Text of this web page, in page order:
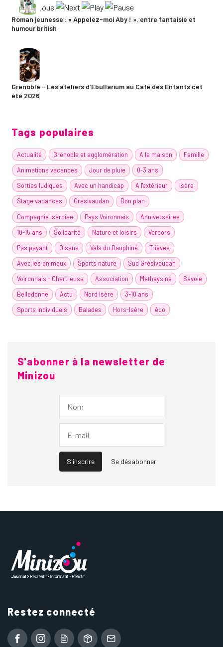
Roman jeunesse : « Appelez-moi Aby ! », entre fantaisie et
humour british
Grenoble - Les ateliers d’Ebullarium au Café des Enfants cet
été 2026
Tags populaires
Actualité Grenoble et agglomération A la maison
Famille
Animations vacances
Jour de pluie
0-3 ans
Sorties ludiques
Avec un handicap A l'extérieur
Isère
Stage vacances
Grésivaudan
Bon plan
Compagnie isèroise
Pays Voironnais
Anniversaires
10-15 ans
Solidarité Nature et loisirs
Vercors
Pas payant
Oisans Vals du Dauphiné
Trièves
Avec les animaux
Sports nature
Sud Grésivaudan
Voironnais - Chartreuse
Association Matheysine
Savoie
Belledonne
Actu Nord Isère
3-10 ans
Sports individuels
Balades Hors-Isère éco
S'abonner à la newsletter de
Minizou
S'inscrire Se désabonner
Restez connecté